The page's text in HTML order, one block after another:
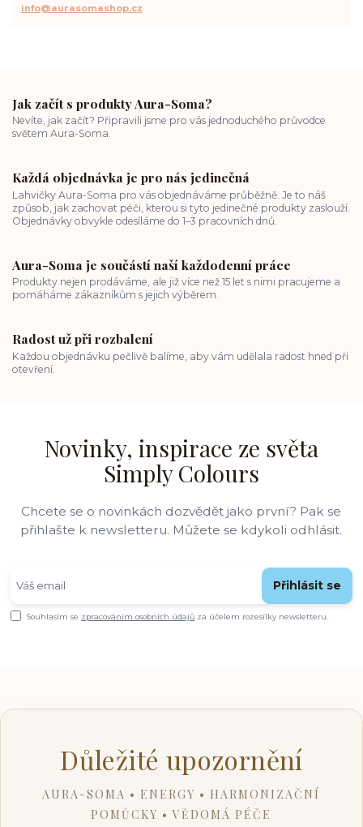
info@aurasomashop.cz
Jak začít s produkty Aura-Soma?
Nevíte, jak začít? Připravili jsme pro vás jednoduchého průvodce
světem Aura-Soma.
Každá objednávka je pro nás jedinečná
Lahvičky Aura-Soma pro vás objednáváme průběžně. Je to náš
způsob, jak zachovat péči, kterou si tyto jedinečné produkty zaslouží.
Objednávky obvykle odesíláme do 1–3 pracovních dnů.
Aura-Soma je součástí naší každodenní práce
Produkty nejen prodáváme, ale již více než 15 let s nimi pracujeme a
pomáháme zákazníkům s jejich výběrem.
Radost už při rozbalení
Každou objednávku pečlivě balíme, aby vám udělala radost hned při
otevření.
Novinky, inspirace ze světa
Simply Colours
Chcete se o novinkách dozvědět jako první? Pak se
přihlašte k newsletteru. Můžete se kdykoli odhlásit.
Přihlásit se
Souhlasím se zpracováním osobních údajů za účelem rozesílky newsletteru.
Důležité upozornění
AURA-SOMA • ENERGY • HARMONIZAČNÍ
POMŮCKY • VĚDOMÁ PÉČE